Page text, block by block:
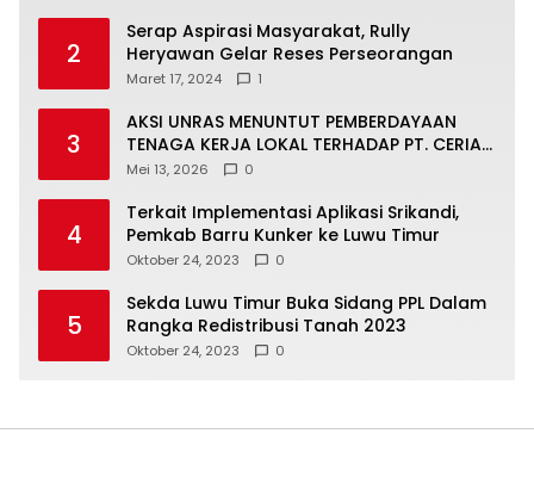
2
Serap Aspirasi Masyarakat, Rully
Heryawan Gelar Reses Perseorangan
Maret 17, 2024 1
3
AKSI UNRAS MENUNTUT PEMBERDAYAAN
TENAGA KERJA LOKAL TERHADAP PT. CERIA
NUGRAHA LESTARI
Mei 13, 2026 0
4
Terkait Implementasi Aplikasi Srikandi,
Pemkab Barru Kunker ke Luwu Timur
Oktober 24, 2023 0
5
Sekda Luwu Timur Buka Sidang PPL Dalam
Rangka Redistribusi Tanah 2023
Oktober 24, 2023 0